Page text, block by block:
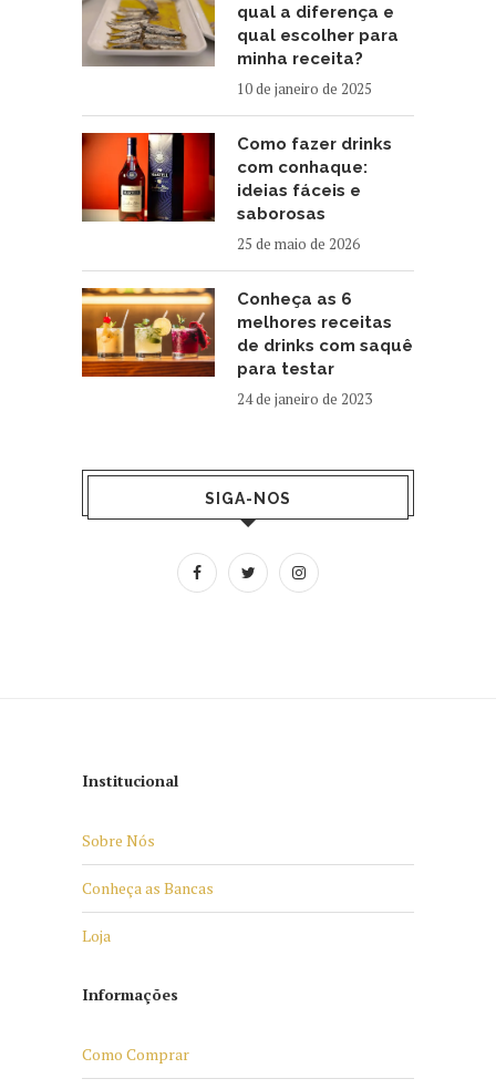
qual a diferença e
qual escolher para
minha receita?
10 de janeiro de 2025
Como fazer drinks
com conhaque:
ideias fáceis e
saborosas
25 de maio de 2026
Conheça as 6
melhores receitas
de drinks com saquê
para testar
24 de janeiro de 2023
SIGA-NOS
Institucional
Sobre Nós
Conheça as Bancas
Loja
Informações
Como Comprar